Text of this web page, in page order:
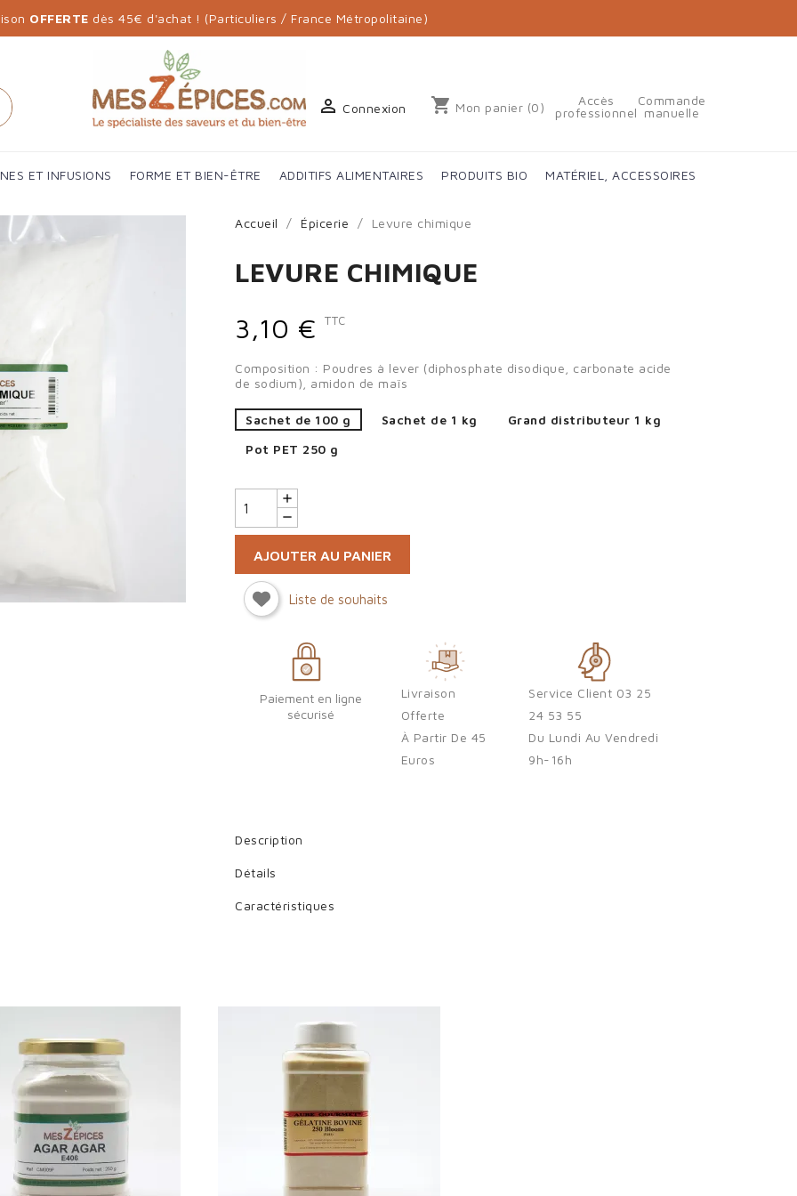
OFFERTE dès 45€ d'achat ! (Particuliers / France Métropolitaine)
 Connexion shopping_cart Mon panier (0)
Accès
professionnel
Commande
manuelle
ET INFUSIONS FORME ET BIEN-ÊTRE ADDITIFS ALIMENTAIRES PRODUITS BIO MATÉRIEL, ACCESSOIRES
Accueil Épicerie Levure chimique
LEVURE CHIMIQUE
3,10 €
TTC
Composition : Poudres à lever (diphosphate disodique, carbonate acide
de sodium), amidon de maïs
Sachet de 100 g Sachet de 1 kg
Grand distributeur 1 kg
Pot PET 250 g
AJOUTER AU PANIER
Liste de souhaits
Paiement en ligne
sécurisé
Livraison
Offerte
À Partir De 45
Euros
Service Client 03 25
24 53 55
Du Lundi Au Vendredi
9h-16h
Description
Détails
Caractéristiques